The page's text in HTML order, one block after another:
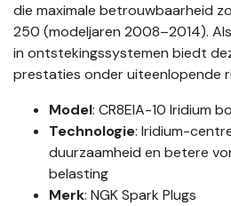
die maximale betrouwbaarheid
250 (modeljaren 2008–2014).
in ontstekingssystemen biedt
prestaties onder uiteenlopende
Model: CR8EIA-10 Iridium
Technologie: Iridium-
duurzaamheid en betere
belasting
Merk: NGK Spark Plugs